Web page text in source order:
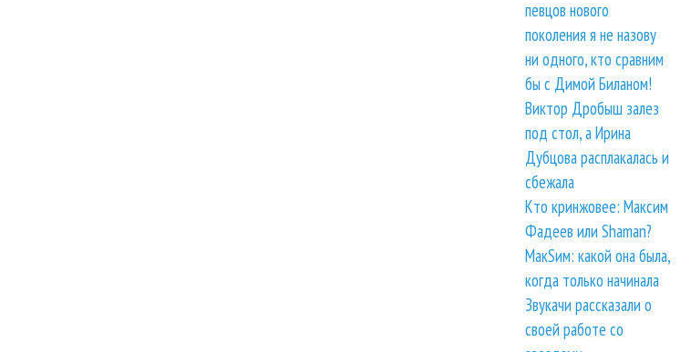
певцов нового
поколения я не назову
ни одного, кто сравним
бы с Димой Биланом!
Виктор Дробыш залез
под стол, а Ирина
Дубцова расплакалась и
сбежала
Кто кринжовее: Максим
Фадеев или Shaman?
МакSим: какой она была,
когда только начинала
Звукачи рассказали о
своей работе со